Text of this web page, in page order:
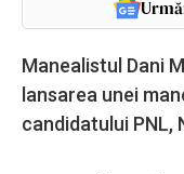
Manealistul Dani
lansarea unei
candidatului PNL,